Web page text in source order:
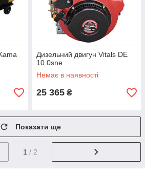
Дизельний двигун Vitals DE
10.0sne
Немає в наявності
25 365 ₴
Показати ще
1 / 2